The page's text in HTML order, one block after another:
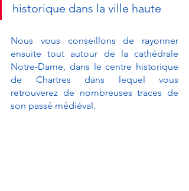
historique dans la ville haute
Nous vous conseillons de rayonner
ensuite tout autour de la cathédrale
Notre-Dame, dans le centre historique
de Chartres dans lequel vous
retrouverez de nombreuses traces de
son passé médiéval.